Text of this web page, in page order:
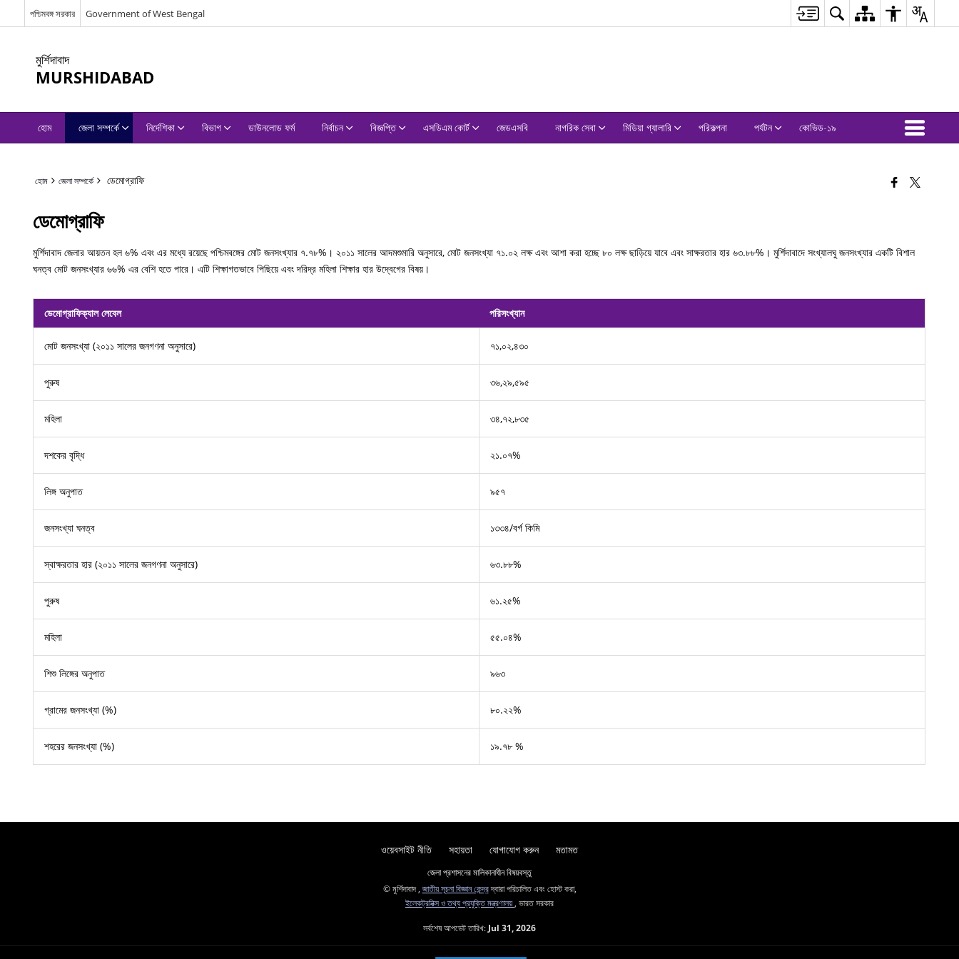
পশ্চিমবঙ্গ সরকার Government of West Bengal
মুর্শিদাবাদ
MURSHIDABAD
হোম জেলা সম্পর্কে নির্দেশিকা বিভাগ ডাউনলোড ফর্ম নির্বাচন বিজ্ঞপ্তি এসডিএম কোর্ট জেডএসবি নাগরিক সেবা মিডিয়া গ্যালারি পরিকল্পনা পর্যটন কোভিড-১৯
হোম জেলা সম্পর্কে ডেমোগ্রাফি
ডেমোগ্রাফি
মুর্শিদাবাদ জেলার আয়তন হল ৬% এবং এর মধ্যে রয়েছে পশ্চিমবঙ্গের মোট জনসংখ্যার ৭.৭৮%। ২০১১ সালের আদমশুমারি অনুসারে, মোট জনসংখ্যা ৭১.০২ লক্ষ এবং আশা করা হচ্ছে ৮০ লক্ষ ছাড়িয়ে যাবে এবং সাক্ষরতার হার ৬৩.৮৮%। মুর্শিদাবাদে সংখ্যালঘু জনসংখ্যার একটি বিশাল
ঘনত্ব মোট জনসংখ্যার ৬৬% এর বেশি হতে পারে। এটি শিক্ষাগতভাবে পিছিয়ে এবং দরিদ্র মহিলা শিক্ষার হার উদ্বেগের বিষয়।
ডেমোগ্রাফিক্যাল লেবেল পরিসংখ্যান
মোট জনসংখ্যা (২০১১ সালের জনগণনা অনুসারে) ৭১,০২,৪৩০
পুরুষ ৩৬,২৯,৫৯৫
মহিলা ৩৪,৭২,৮৩৫
দশকের বৃদ্ধি ২১.০৭%
লিঙ্গ অনুপাত ৯৫৭
জনসংখ্যা ঘনত্ব ১৩৩৪/বর্গ কিমি
স্বাক্ষরতার হার (২০১১ সালের জনগণনা অনুসারে) ৬৩.৮৮%
পুরুষ ৬১.২৫%
মহিলা ৫৫.০৪%
শিশু লিঙ্গের অনুপাত ৯৬৩
গ্রামের জনসংখ্যা (%) ৮০.২২%
শহরের জনসংখ্যা (%) ১৯.৭৮ %
ওয়েবসাইট নীতি সহায়তা যোগাযোগ করুন মতামত
জেলা প্রশাসনের মালিকানাধীন বিষয়বস্তু
© মুর্শিদাবাদ , জাতীয় সূচনা বিজ্ঞান কেন্দ্রদ্বারা পরিচালিত এবং হোস্ট করা,
ইলেকট্রনিক্স ও তথ্য প্রযুক্তি মন্ত্রণালয় , ভারত সরকার
সর্বশেষ আপডেট তারিখ: Jul 31, 2026